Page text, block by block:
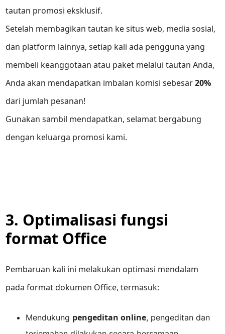
tautan promosi eksklusif.
Setelah membagikan tautan ke situs web, media sosial,
dan platform lainnya, setiap kali ada pengguna yang
membeli keanggotaan atau paket melalui tautan Anda,
Anda akan mendapatkan imbalan komisi sebesar20%
dari jumlah pesanan!
Gunakan sambil mendapatkan, selamat bergabung
dengan keluarga promosi kami.
3. Optimalisasi fungsi
format Office
Pembaruan kali ini melakukan optimasi mendalam
pada format dokumen Office, termasuk:
Mendukung pengeditan online, pengeditan dan